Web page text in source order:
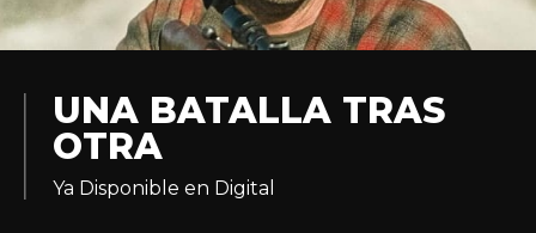
Colecciones
Experiencias
UNA BATALLA TRAS
OTRA
Ya Disponible en Digital